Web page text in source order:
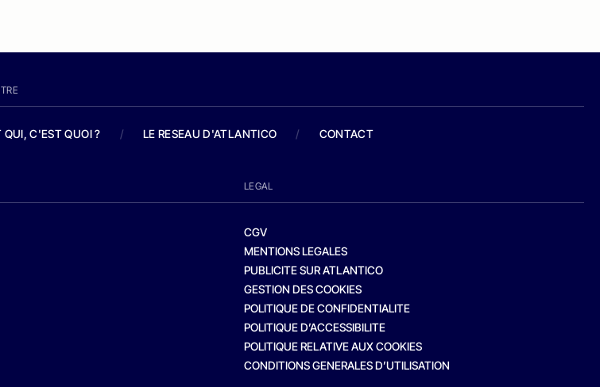
C'EST QUOI ? / LE RESEAU D'ATLANTICO / CONTACT
LEGAL
CGV
MENTIONS LEGALES
PUBLICITE SUR ATLANTICO
GESTION DES COOKIES
POLITIQUE DE CONFIDENTIALITE
POLITIQUE D’ACCESSIBILITE
POLITIQUE RELATIVE AUX COOKIES
CONDITIONS GENERALES D’UTILISATION